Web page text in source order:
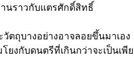
นราวกับแตรศักดิ์สิทธิ์
ตถุบางอย่างอาจลอยขึ้นมาเอง
ยงกับดนตรีที่เกินกว่าจะเป็นเพี